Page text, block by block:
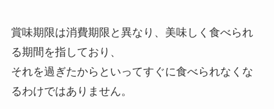
賞味期限は消費期限と異なり、美味しく食べられ
る期間を指しており、
それを過ぎたからといってすぐに食べられなくな
るわけではありません。